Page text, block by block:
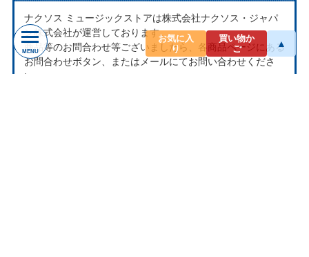
ナクソス ミュージックストアは株式会社ナクソス・ジャパ
ン株式会社が運営しております。
商品等のお問合わせ等ございましたら、各商品ページにある
お問合わせボタン、またはメールにてお問い合わせくださ
い。
MENU
お気に入
り
買い物か
ご
▲